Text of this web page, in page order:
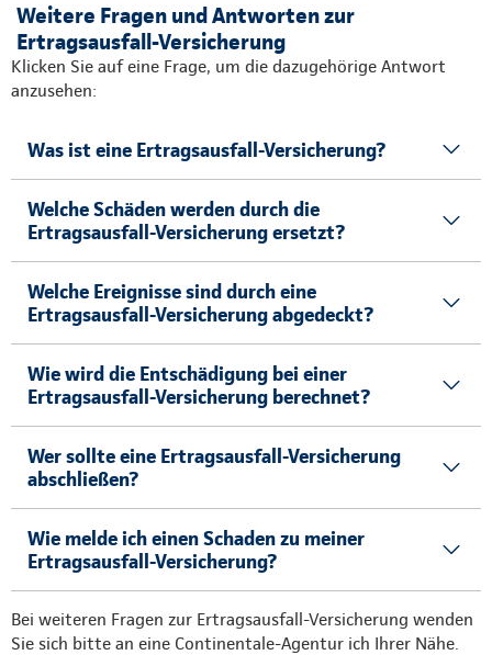
Weitere Fragen und Antworten zur
Ertragsausfall-Versicherung
Klicken Sie auf eine Frage, um die dazugehörige Antwort
anzusehen:
Was ist eine Ertragsausfall-Versicherung?
Welche Schäden werden durch die
Ertragsausfall-Versicherung ersetzt?
Welche Ereignisse sind durch eine
Ertragsausfall-Versicherung abgedeckt?
Wie wird die Entschädigung bei einer
Ertragsausfall-Versicherung berechnet?
Wer sollte eine Ertragsausfall-Versicherung
abschließen?
Wie melde ich einen Schaden zu meiner
Ertragsausfall-Versicherung?
Bei weiteren Fragen zur Ertragsausfall-Versicherung wenden
Sie sich bitte an eine Continentale-Agentur ich Ihrer Nähe.